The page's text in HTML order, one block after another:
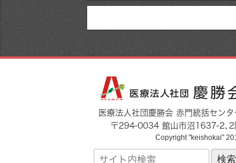
医療法人社団慶勝会 赤門統括センタ
〒294-0034 館山市沼1637-2､2
Copyright "keishokai"
サ